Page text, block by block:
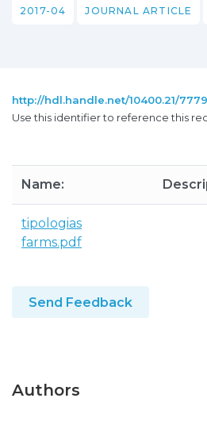
2017-04 JOURNAL ARTICLE
http://hdl.handle.net/10400.21/7779
Use this identifier to reference this
Name:
tipologias
farms.pdf
Send Feedback
Authors